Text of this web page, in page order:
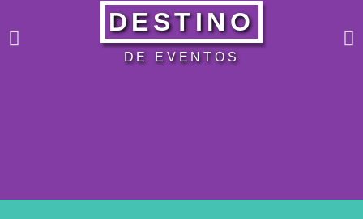
DESTINO
DE EVENTOS